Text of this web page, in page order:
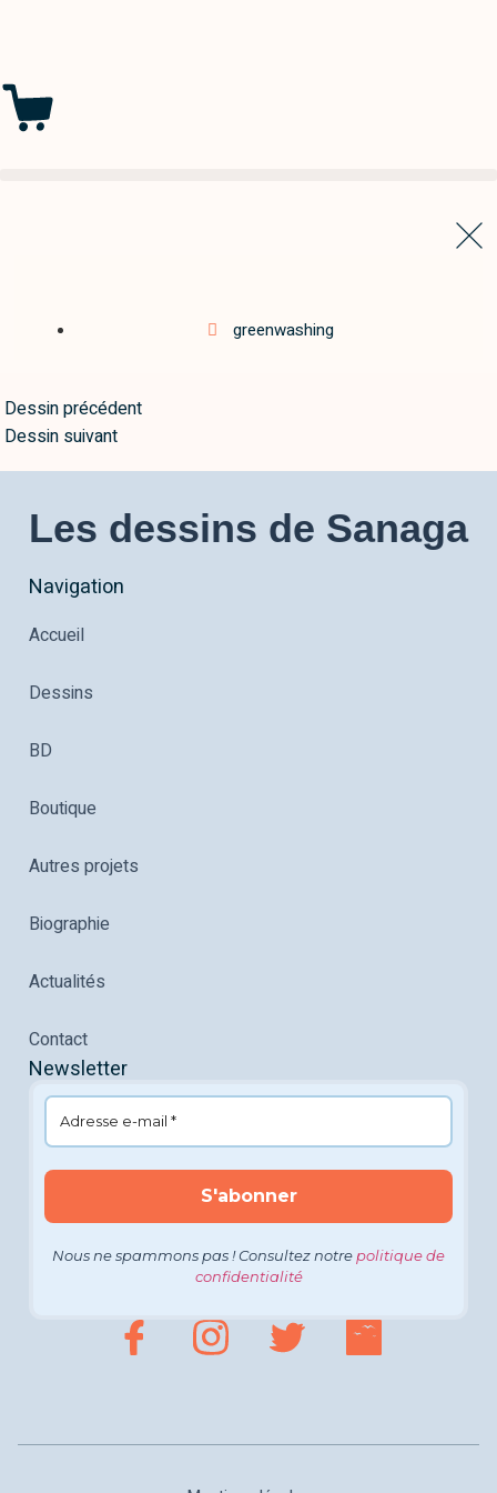
greenwashing
Dessin précédent
Dessin suivant
Les dessins de Sanaga
Navigation
Accueil
Dessins
BD
Boutique
Autres projets
Biographie
Actualités
Contact
Newsletter
Nous ne spammons pas ! Consultez notrepolitique de
confidentialité